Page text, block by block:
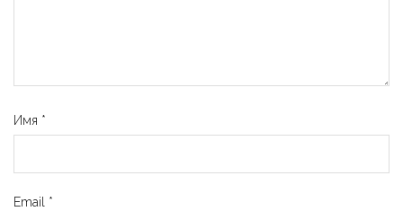
Имя *
Email *